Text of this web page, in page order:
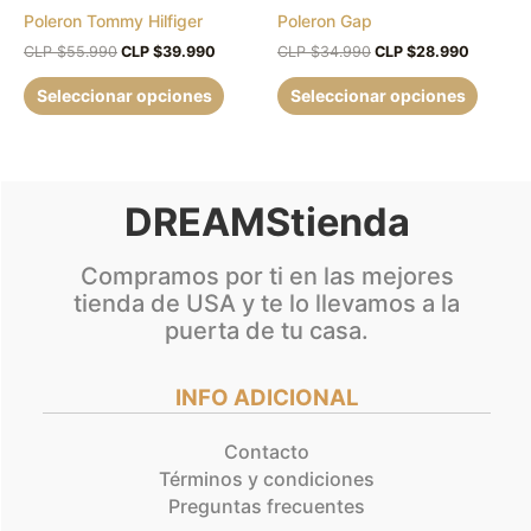
Poleron Tommy Hilfiger
CLP $55.990 CLP $39.990
Seleccionar opciones página
Poleron Gap
CLP $34.990 CLP $28.990
Seleccionar opciones página
DREAMStienda
Compramos por ti en las mejores
tienda de USA y te lo llevamos a la
puerta de tu casa.
INFO ADICIONAL
Contacto
Términos y condiciones
Preguntas frecuentes